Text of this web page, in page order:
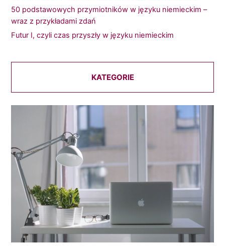
50 podstawowych przymiotników w języku niemieckim –
wraz z przykładami zdań
Futur I, czyli czas przyszły w języku niemieckim
KATEGORIE